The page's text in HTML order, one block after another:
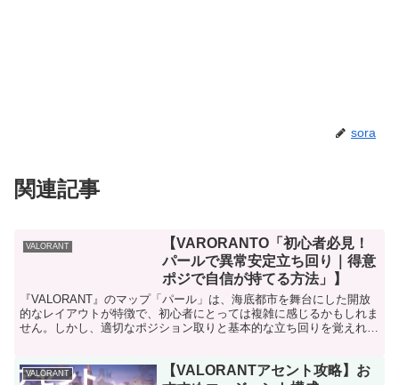
sora
関連記事
VALORANT
【VARORANTO「初心者必見！
パールで異常安定立ち回り｜得意
ポジで自信が持てる方法」】
『VALORANT』のマップ「パール」は、海底都市を舞台にした開放
的なレイアウトが特徴で、初心者にとっては複雑に感じるかもしれま
せん。しかし、適切なポジション取りと基本的な立ち回りを覚えれ
VALORANT
【VALORANTアセント攻略】お